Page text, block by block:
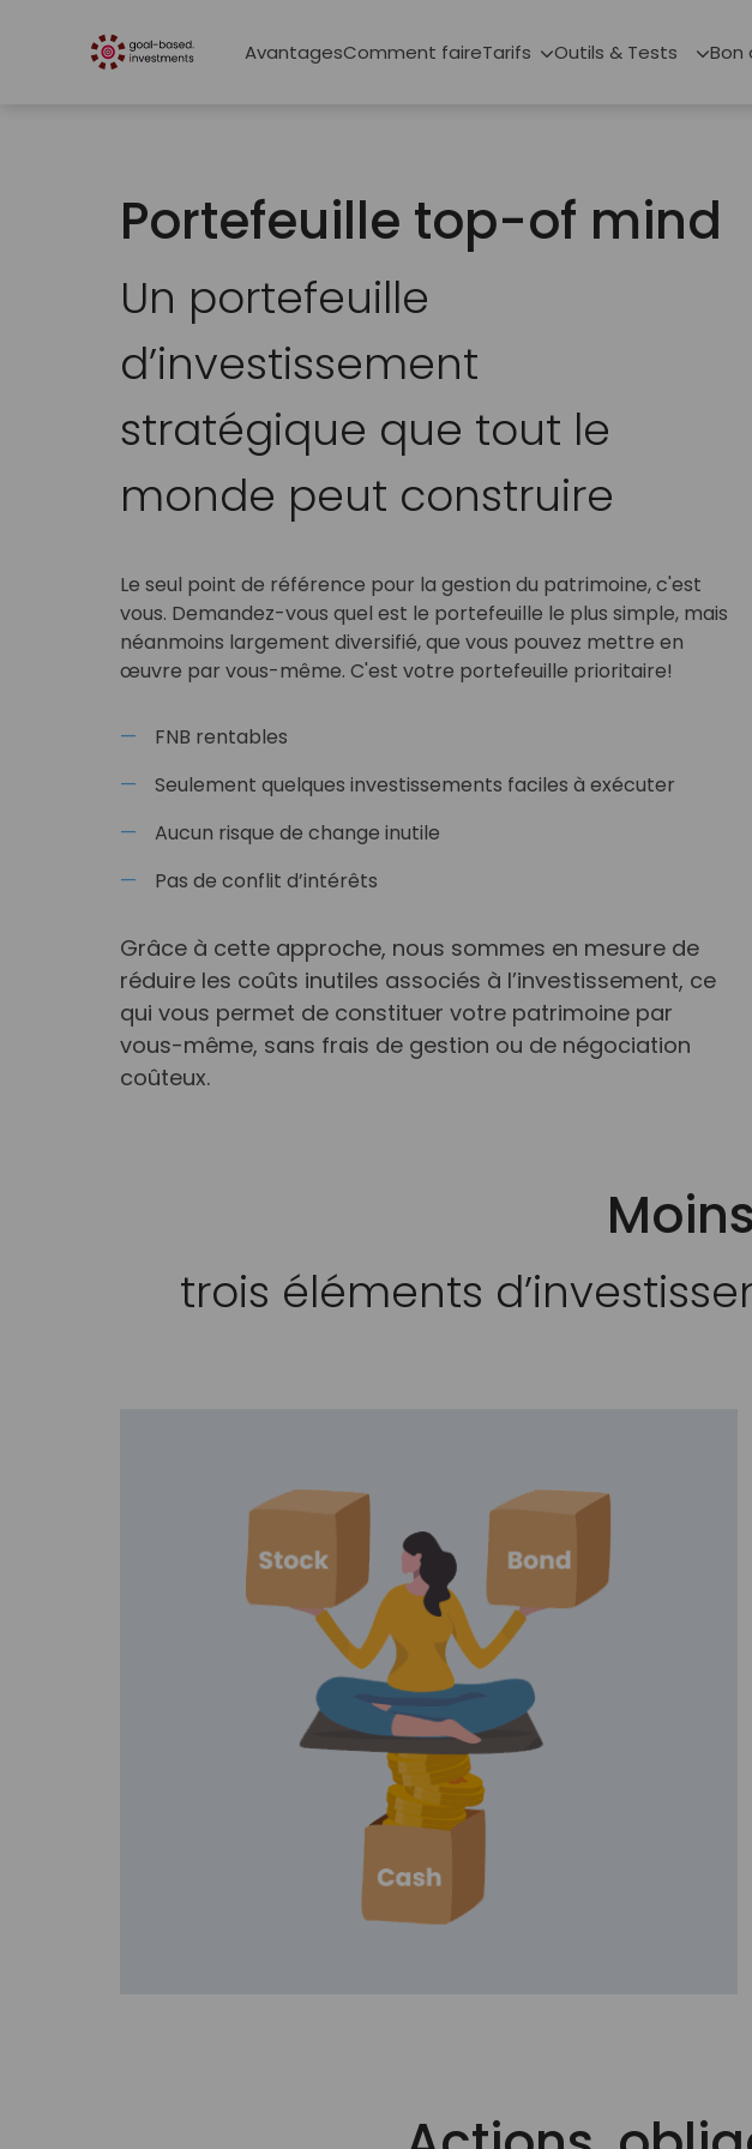
AvantagesComment faireTarifs Outils & Tests Bon
Portefeuille top-of mind
Un portefeuille
d’investissement
stratégique que tout le
monde peut construire
Le seul point de référence pour la gestion du patrimoine, c'est
vous. Demandez-vous quel est le portefeuille le plus simple, mais
néanmoins largement diversifié, que vous pouvez mettre en
œuvre par vous-même. C'est votre portefeuille prioritaire!
FNB rentables
Seulement quelques investissements faciles à exécuter
Aucun risque de change inutile
Pas de conflit d’intérêts
Grâce à cette approche, nous sommes en mesure de
réduire les coûts inutiles associés à l’investissement, ce
qui vous permet de constituer votre patrimoine par
vous-même, sans frais de gestion ou de négociation
coûteux.
trois éléments